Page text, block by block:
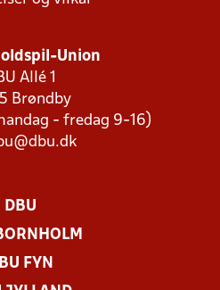
Union
Allé 1
Brøndby
- fredag 9-16)
DBU
FYN